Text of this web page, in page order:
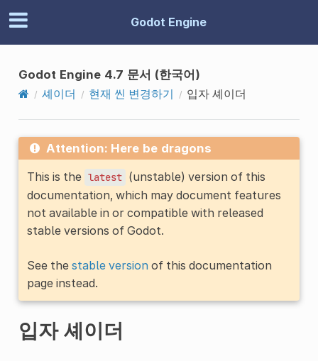
Godot Engine
Godot Engine 4.7 문서 (한국어)
셰이더
현재 씬 변경하기 입자 셰이더
Attention: Here be dragons
This is the latest (unstable) version of this
documentation, which may document features
not available in or compatible with released
stable versions of Godot.
See the stable versionof this documentation
page instead.
입자 셰이더